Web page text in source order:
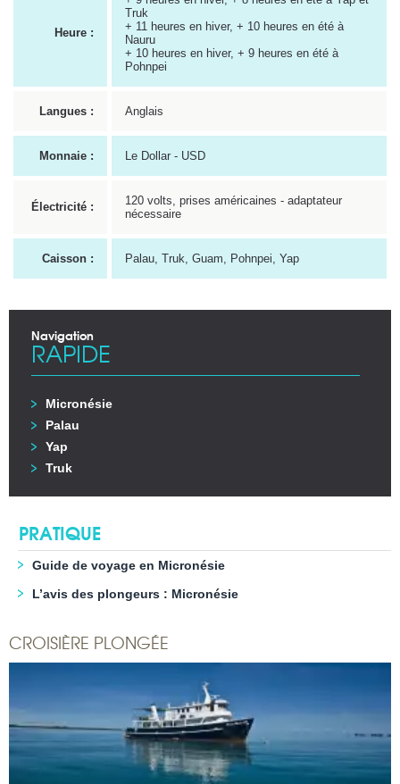
Heure :
Truk
+ 11 heures en hiver, + 10 heures en été à
Nauru
+ 10 heures en hiver, + 9 heures en été à
Pohnpei
Langues : Anglais
Monnaie : Le Dollar - USD
Électricité :
120 volts, prises américaines - adaptateur
nécessaire
Caisson : Palau, Truk, Guam, Pohnpei, Yap
Navigation
RAPIDE
Micronésie
Palau
Yap
Truk
PRATIQUE
Guide de voyage en Micronésie
L’avis des plongeurs : Micronésie
CROISIÈRE PLONGÉE